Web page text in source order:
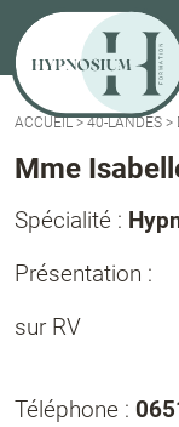
ACCUEIL>40-LANDES >
Mme
Spécialité :
Présentation :
sur RV
Téléphone :